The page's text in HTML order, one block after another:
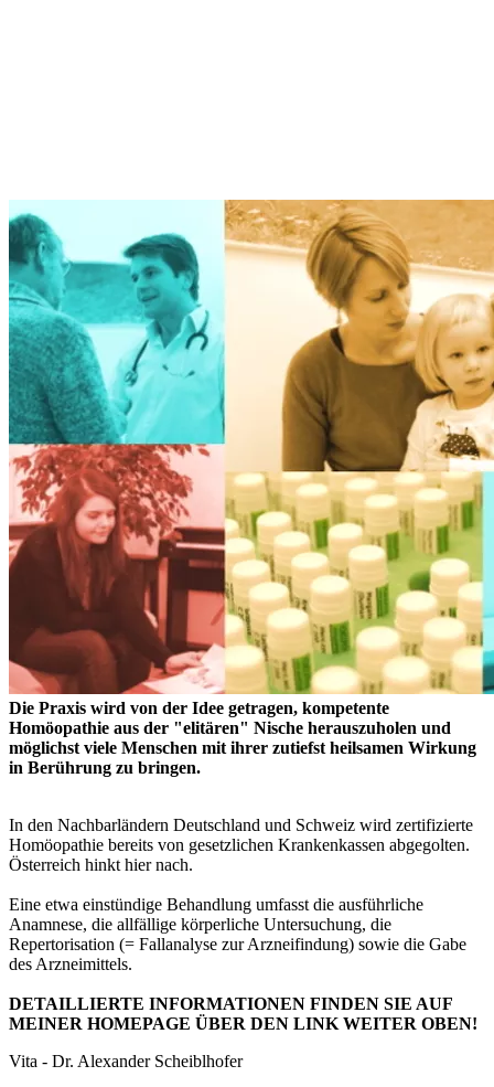
Die Praxis wird von der Idee getragen, kompetente
Homöopathie aus der "elitären" Nische herauszuholen und
möglichst viele Menschen mit ihrer zutiefst heilsamen Wirkung
in Berührung zu bringen.
In den Nachbarländern Deutschland und Schweiz wird zertifizierte
Homöopathie bereits von gesetzlichen Krankenkassen abgegolten.
Österreich hinkt hier nach.
Eine etwa einstündige Behandlung umfasst die ausführliche
Anamnese, die allfällige körperliche Untersuchung, die
Repertorisation (= Fallanalyse zur Arzneifindung) sowie die Gabe
des Arzneimittels.
DETAILLIERTE INFORMATIONEN FINDEN SIE AUF
MEINER HOMEPAGE ÜBER DEN LINK WEITER OBEN!
Vita - Dr. Alexander Scheiblhofer